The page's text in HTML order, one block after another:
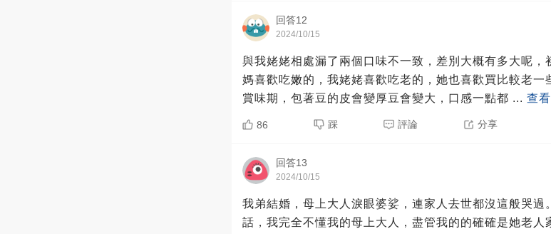
回答12
2024/10/15
與我姥姥相處漏了兩個口味不一致，差別大概有多大呢，
媽喜歡吃嫩的，我姥姥喜歡吃老的，她也喜歡買比較老一
賞味期，包著豆的皮會變厚豆會變大，口感一點都 ... 查
86 踩 評論 分享
回答13
2024/10/15
我弟結婚，母上大人淚眼婆娑，連家人去世都沒這般哭
話，我完全不懂我的母上大人，盡管我的的確確是她老人